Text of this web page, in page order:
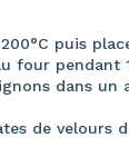
puis
four pendant
dans un
de velours